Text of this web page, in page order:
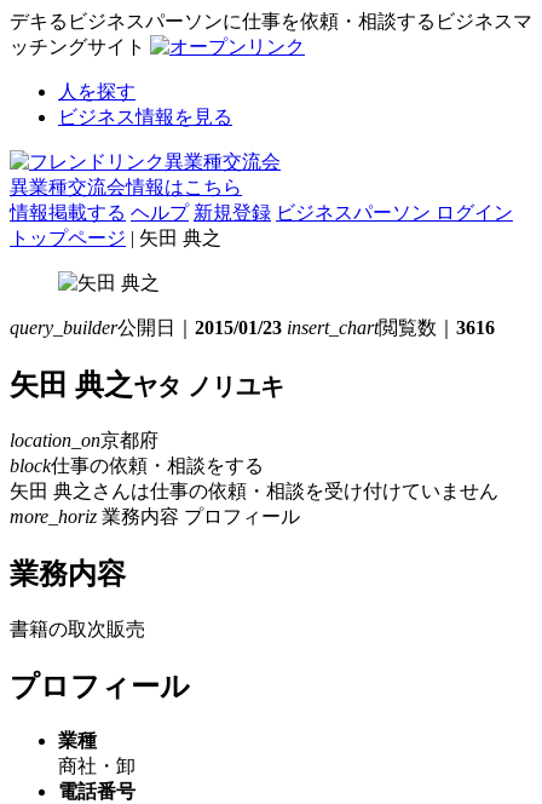
デキるビジネスパーソンに仕事を依頼・相談するビジネスマ
ッチングサイト
人を探す
ビジネス情報を見る
異業種交流会情報はこちら
情報掲載する ヘルプ 新規登録 ビジネスパーソン ログイン
トップページ | 矢田 典之
query_builder公開日｜ 2015/01/23 insert_chart閲覧数｜ 3616
矢田 典之ヤタ ノリユキ
location_on京都府
block仕事の依頼・相談をする
矢田 典之さんは仕事の依頼・相談を受け付けていません
more_horiz 業務内容 プロフィール
業務内容
書籍の取次販売
プロフィール
業種
商社・卸
電話番号